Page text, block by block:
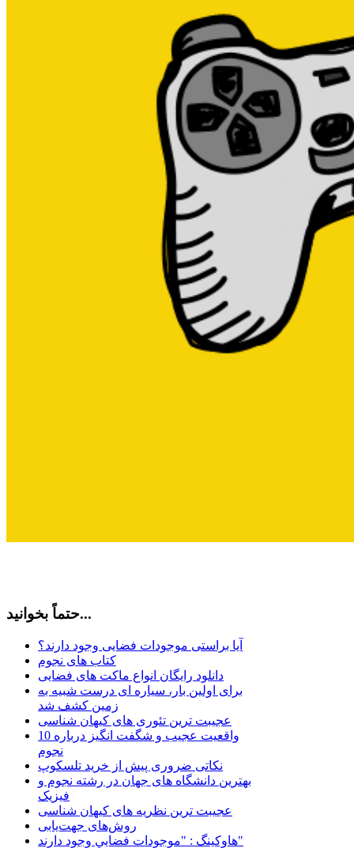
حتماً بخوانید...
آیا براستی موجودات فضایی وجود دارند؟
کتاب های نجوم
دانلود رایگان انواع ماکت های فضایی
برای اولین بار، سیاره ای درست شبیه به
زمین کشف شد
عجیبت ترین تئوری های کیهان شناسی
10 واقعیت عجیب و شگفت انگیز درباره
نجوم
نکاتی ضروری پیش از خرید تلسکوپ
بهترین دانشگاه های جهان در رشته نجوم و
فیزیک
عجیبت ترین نظریه های کیهان شناسی
روش‌های جهت‌یابی
هاوكينگ : "موجودات فضايي وجود دارند"